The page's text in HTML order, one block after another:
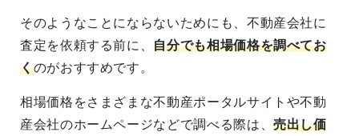
そのようなことにならないためにも、不動産会社に
査定を依頼する前に、自分でも相場価格を調べてお
くのがおすすめです。
相場価格をさまざまな不動産ポータルサイトや不動
産会社のホームページなどで調べる際は、売出し価